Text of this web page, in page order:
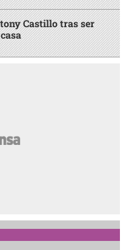
Castillo tras ser